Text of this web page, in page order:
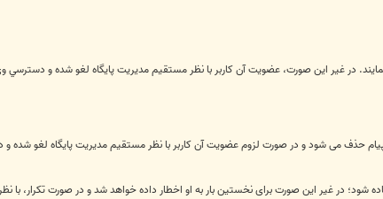
نمایند. در غیر این صورت، عضویت آن كاربر با نظر مستقیم مدیریت پایگاه لغو شده و
پیام حذف می شود و در صورت لزوم عضویت آن كاربر با نظر مستقیم مدیریت پایگاه لغو
شود؛ در غیر این صورت برای نخستین بار به او اخطار داده خواهد شد و در صورت تکرار،